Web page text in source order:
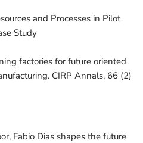
and Processes in Pilot
Study
factories for future oriented
CIRP Annals, 66 (2)
Fabio Dias shapes the future